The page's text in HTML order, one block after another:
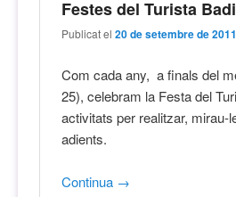
Festes del Turista
Publicat el20 de setembre de 2011
Com cada any, a finals del
25), celebram la Festa del
activitats per realitzar,
adients.
Continua →